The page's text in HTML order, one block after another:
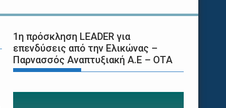
1η πρόσκληση LEADER για
επενδύσεις από την Ελικώνας –
Παρνασσός Αναπτυξιακή Α.Ε – ΟΤΑ